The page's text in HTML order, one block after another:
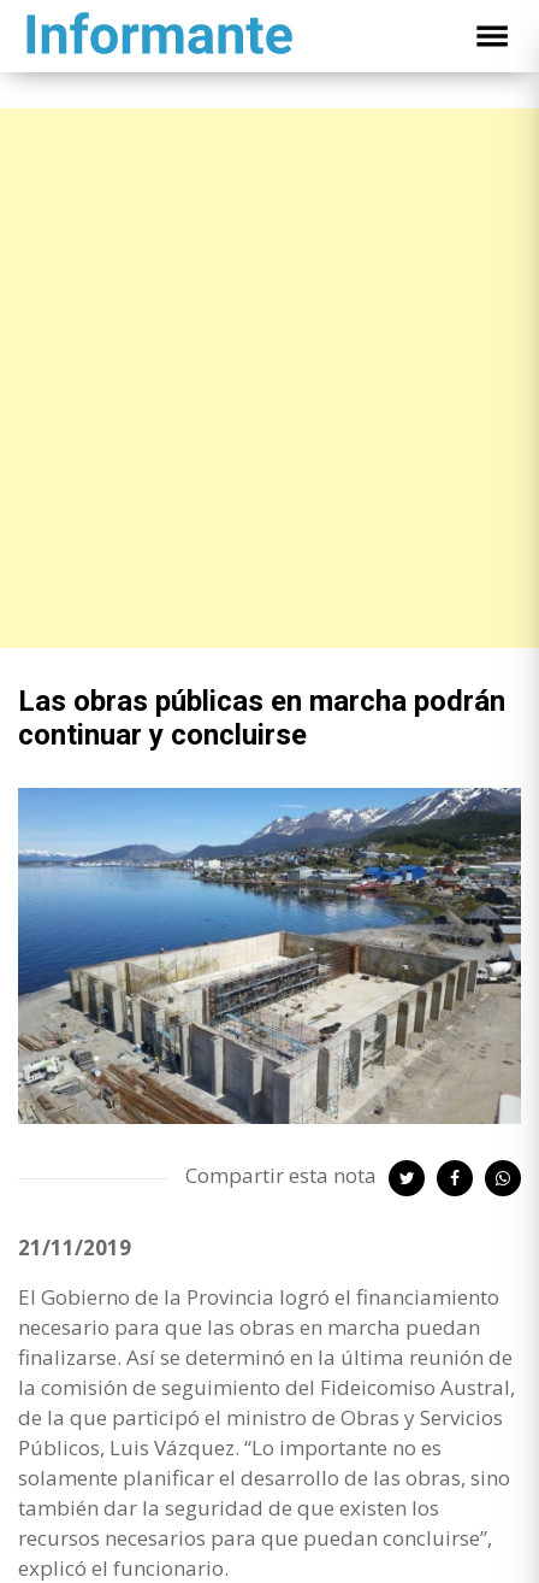
Las obras públicas en marcha podrán
continuar y concluirse
Compartir esta nota
21/11/2019
El Gobierno de la Provincia logró el financiamiento
necesario para que las obras en marcha puedan
finalizarse. Así se determinó en la última reunión de
la comisión de seguimiento del Fideicomiso Austral,
de la que participó el ministro de Obras y Servicios
Públicos, Luis Vázquez. “Lo importante no es
solamente planificar el desarrollo de las obras, sino
también dar la seguridad de que existen los
recursos necesarios para que puedan concluirse”,
explicó el funcionario.